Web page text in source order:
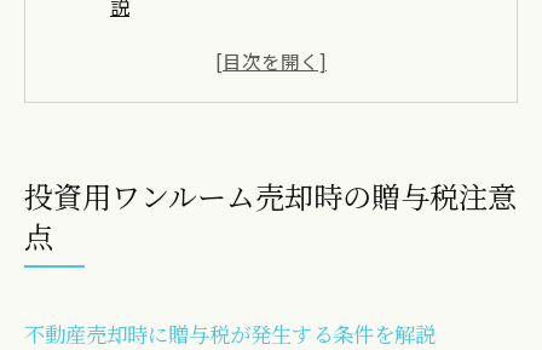
説
投資用ワンルーム贈与税の課税基準を知ろ
不動産売却で節税するための基礎知識
ン
投資用ワンルーム売却時の贈与税注意
点
不動産売却時に贈与税が発生する条件を解説